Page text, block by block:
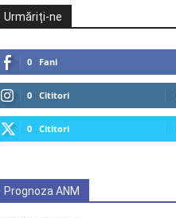
Urmăriți-ne
0 Fani
0 Cititori
0 Cititori
Prognoza ANM